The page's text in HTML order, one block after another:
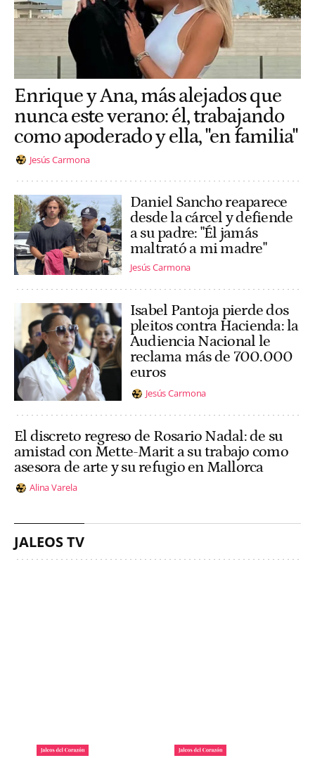
Enrique y Ana, más alejados que
nunca este verano: él, trabajando
como apoderado y ella, "en familia"
Jesús Carmona
Daniel Sancho reaparece
desde la cárcel y defiende
a su padre: "Él jamás
maltrató a mi madre"
Jesús Carmona
Isabel Pantoja pierde dos
pleitos contra Hacienda: la
Audiencia Nacional le
reclama más de 700.000
euros
Jesús Carmona
El discreto regreso de Rosario Nadal: de su
amistad con Mette-Marit a su trabajo como
asesora de arte y su refugio en Mallorca
Alina Varela
JALEOS TV